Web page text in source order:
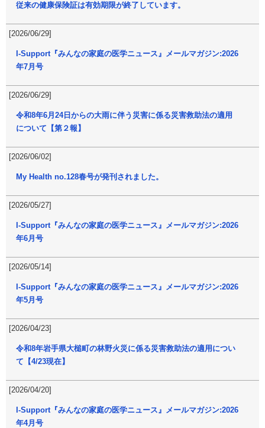
従来の健康保険証は有効期限が終了しています。
[2026/06/29]
I-Support『みんなの家庭の医学ニュース』メールマガジン:2026
年7月号
[2026/06/29]
令和8年6月24日からの大雨に伴う災害に係る災害救助法の適用
について【第２報】
[2026/06/02]
My Health no.128春号が発刊されました。
[2026/05/27]
I-Support『みんなの家庭の医学ニュース』メールマガジン:2026
年6月号
[2026/05/14]
I-Support『みんなの家庭の医学ニュース』メールマガジン:2026
年5月号
[2026/04/23]
令和8年岩手県大槌町の林野火災に係る災害救助法の適用につい
て【4/23現在】
[2026/04/20]
I-Support『みんなの家庭の医学ニュース』メールマガジン:2026
年4月号